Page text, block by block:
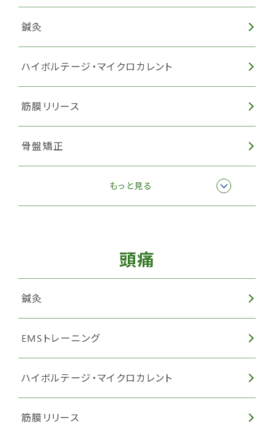
鍼灸
ハイボルテージ・マイクロカレント
筋膜リリース
骨盤矯正
もっと見る
頭痛
鍼灸
EMSトレーニング
ハイボルテージ・マイクロカレント
筋膜リリース